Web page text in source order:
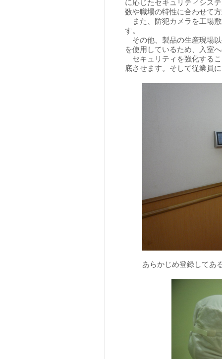
に応じたセキュリティシス
数や職場の特性に合わせて
また、防犯カメラを工場
す。
その他、製品の生産現場
を使用しているため、入室
セキュリティを強化する
底させます。そして従業員
あらかじめ登録してあ